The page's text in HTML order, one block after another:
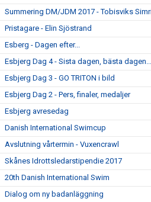
Summering DM/JDM 2017 - Tobisviks
Pristagare - Elin Sjöstrand
Esberg - Dagen efter...
Esbjerg Dag 4 - Sista dagen, bästa dagen...
Esbjerg Dag 3 - GO TRITON i bild
Esbjerg Dag 2 - Pers, finaler, medaljer
Esbjerg avresedag
Danish International Swimcup
Avslutning vårtermin - Vuxencrawl
Skånes Idrottsledarstipendie 2017
20th Danish International Swim
Dialog om ny badanläggning